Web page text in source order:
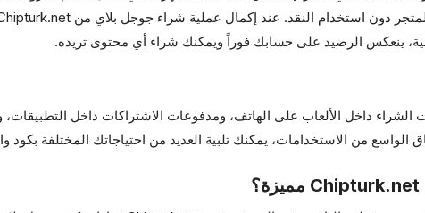
داخل الألعاب على الهاتف، ومدفوعات الاشتراكات داخل التطبيقات،
الواسع من الاستخدامات، يمكنك تلبية العديد من احتياجاتك المختلفة بكود